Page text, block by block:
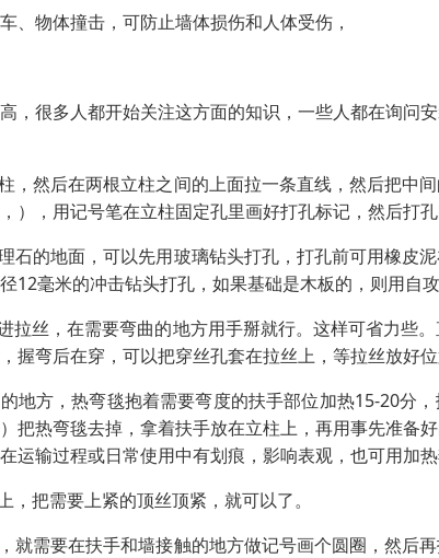
、物体撞击，可防止墙体损伤和人体受伤，
，很多人都开始关注这方面的知识，一些人都在询问
，然后在两根立柱之间的上面拉一条直线，然后把中
，用记号笔在立柱固定孔里画好打孔标记，然后打孔
石的地面，可以先用玻璃钻头打孔，打孔前可用橡皮
12毫米的冲击钻头打孔，如果基础是木板的，则用自
拉丝，在需要弯曲的地方用手掰就行。这样可省力些
握弯后在穿，可以把穿丝孔套在拉丝上，等拉丝放好
地方，热弯毯抱着需要弯度的扶手部位加热15-20分
把热弯毯去掉，拿着扶手放在立柱上，再用事先准备
运输过程或日常使用中有划痕，影响表观，也可用加
把需要上紧的顶丝顶紧，就可以了。
就需要在扶手和墙接触的地方做记号画个圆圈，然后